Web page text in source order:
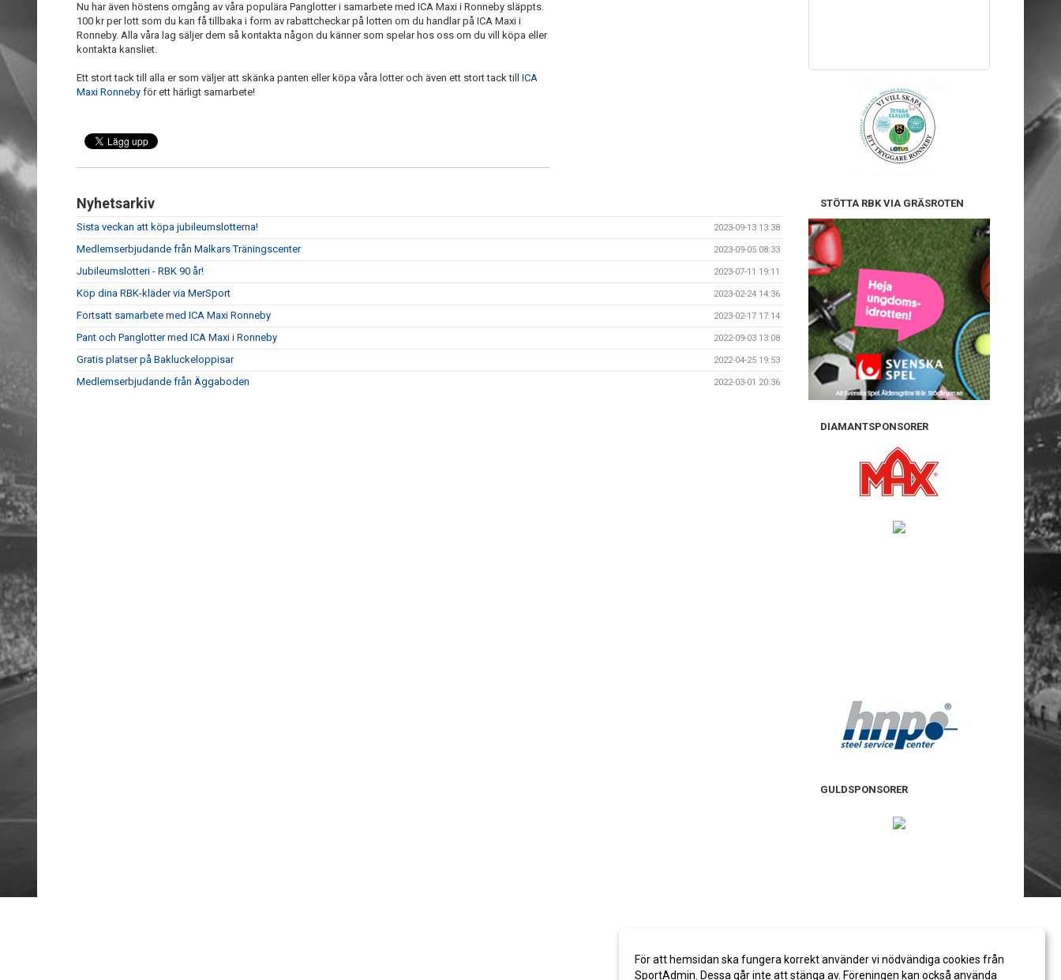
Nu har även höstens omgång av våra populära Panglotter i samarbete med ICA Maxi i Ronneby släppts.
100 kr per lott som du kan få tillbaka i form av rabattcheckar på lotten om du handlar på ICA Maxi i
Ronneby. Alla våra lag säljer dem så kontakta någon du känner som spelar hos oss om du vill köpa eller
kontakta kansliet.
Ett stort tack till alla er som väljer att skänka panten eller köpa våra lotter och även ett stort tack till ICA
Maxi Ronneby för ett härligt samarbete!
Nyhetsarkiv
Sista veckan att köpa jubileumslotterna! 2023-09-13 13:38
Medlemserbjudande från Malkars Träningscenter 2023-09-05 08:33
Jubileumslotteri - RBK 90 år! 2023-07-11 19:11
Köp dina RBK-kläder via MerSport 2023-02-24 14:36
Fortsatt samarbete med ICA Maxi Ronneby 2023-02-17 17:14
Pant och Panglotter med ICA Maxi i Ronneby 2022-09-03 13:08
Gratis platser på Bakluckeloppisar 2022-04-25 19:53
Medlemserbjudande från Äggaboden 2022-03-01 20:36
STÖTTA RBK VIA GRÄSROTEN
DIAMANTSPONSORER
GULDSPONSORER
För att hemsidan ska fungera korrekt använder vi nödvändiga cookies från
SportAdmin. Dessa går inte att stänga av. Föreningen kan också använda